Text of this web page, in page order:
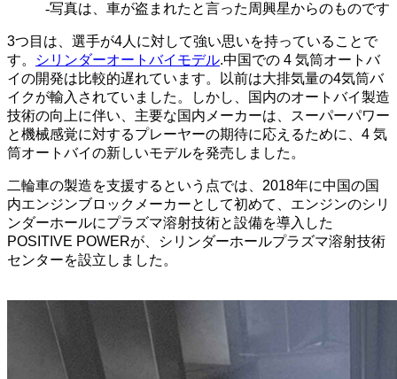
-写真は、車が盗まれたと言った周興星からのものです
3つ目は、選手が4人に対して強い思いを持っていることで
す。
シリンダーオートバイモデル.中国での 4 気筒オートバ
イの開発は比較的遅れています。以前は大排気量の4気筒バ
イクが輸入されていました。しかし、国内のオートバイ製造
技術の向上に伴い、主要な国内メーカーは、スーパーパワー
と機械感覚に対するプレーヤーの期待に応えるために、4 気
筒オートバイの新しいモデルを発売しました。
二輪車の製造を支援するという点では、2018年に中国の国
内エンジンブロックメーカーとして初めて、エンジンのシリ
ンダーホールにプラズマ溶射技術と設備を導入した
POSITIVE POWERが、シリンダーホールプラズマ溶射技術
センターを設立しました。